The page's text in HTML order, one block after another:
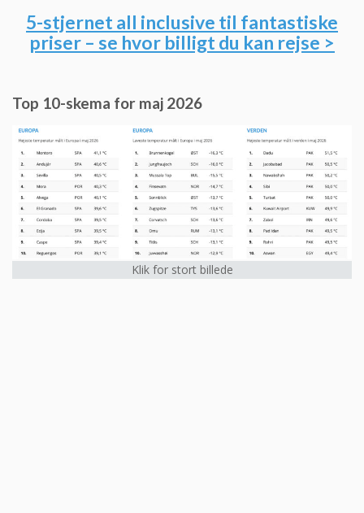
5-stjernet all inclusive til fantastiske
priser – se hvor billigt du kan rejse >
Top 10-skema for maj 2026
Klik for stort billede